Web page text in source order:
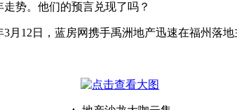
势。他们的预言兑现了吗？
12日，蓝房网携手禹洲地产迅速在福州落地